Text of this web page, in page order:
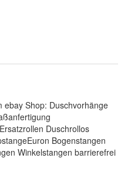
ebay Shop: Duschvorhänge
Duschrollos
Bogenstangen
Winkelstangen barrierefrei